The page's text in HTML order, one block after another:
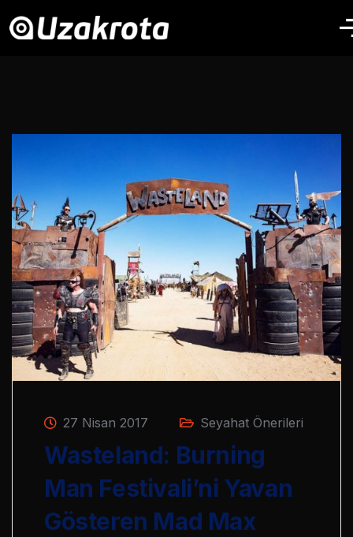
27 Nisan 2017 Seyahat Önerileri
Wasteland: Burning
Man Festivali’ni Yavan
Gösteren Mad Max